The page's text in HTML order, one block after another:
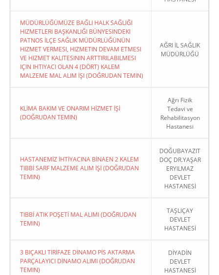
MÜDÜRLÜĞÜMÜZE BAĞLI HALK SAĞLIĞI
HIZMETLERI BAŞKANLIĞI BÜNYESINDEKI
PATNOS İLÇE SAĞLIK MÜDÜRLÜĞÜNÜN
HIZMET VERMESI, HIZMETIN DEVAM ETMESI
VE HIZMET KALITESININ ARTTIRILABILMESI
IÇIN IHTIYACI OLAN 4 (DÖRT) KALEM
MALZEME MAL ALIM İŞI (DOĞRUDAN TEMIN)
AĞRI İL SAĞLIK
MÜDÜRLÜĞÜ
KLİMA BAKIM VE ONARIM HİZMET İŞİ
(DOĞRUDAN TEMIN)
Ağrı Fizik
Tedavi ve
Rehabilitasyon
Hastanesi
HASTANEMİZ İHTİYACINA BİNAEN 2 KALEM
TIBBİ SARF MALZEME ALIM İŞİ (DOĞRUDAN
TEMIN)
DOĞUBAYAZIT
DOÇ DR.YAŞAR
ERYILMAZ
DEVLET
HASTANESİ
TIBBİ ATIK POŞETİ MAL ALIMI (DOĞRUDAN
TEMIN)
TAŞLIÇAY
DEVLET
HASTANESİ
3 BIÇAKLI TİRİFAZE DİNAMO PİS AKTARMA
PARÇALAYICI DİNAMO ALIMI (DOĞRUDAN
TEMIN)
DİYADİN
DEVLET
HASTANESİ